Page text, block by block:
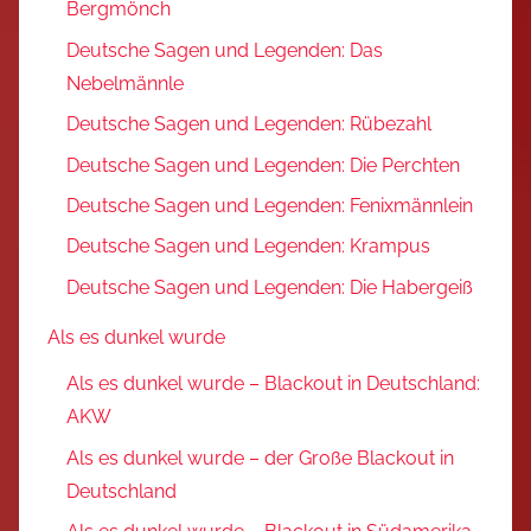
Bergmönch
Deutsche Sagen und Legenden: Das
Nebelmännle
Deutsche Sagen und Legenden: Rübezahl
Deutsche Sagen und Legenden: Die Perchten
Deutsche Sagen und Legenden: Fenixmännlein
Deutsche Sagen und Legenden: Krampus
Deutsche Sagen und Legenden: Die Habergeiß
Als es dunkel wurde
Als es dunkel wurde – Blackout in Deutschland:
AKW
Als es dunkel wurde – der Große Blackout in
Deutschland